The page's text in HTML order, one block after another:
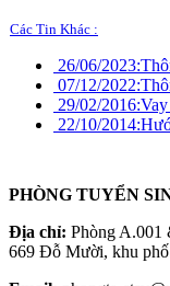
Các Tin Khác :
26/06/2023:
07/12/2022:
29/02/2016:
22/10/2014:
PHÒNG TUYỂN
Địa chỉ: Phòng
669 Đỗ Mười, khu